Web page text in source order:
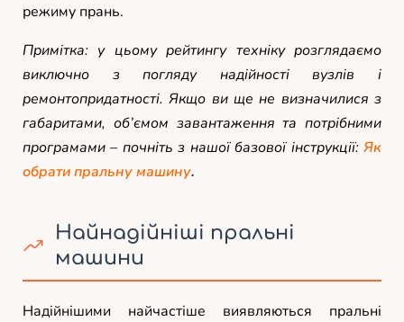
режиму прань.
Примітка: у цьому рейтингу техніку розглядаємо
виключно з погляду надійності вузлів і
ремонтопридатності. Якщо ви ще не визначилися з
габаритами, об’ємом завантаження та потрібними
програмами – почніть з нашої базової інструкції: Як
обрати пральну машину.
Найнадійніші пральні
машини
Надійнішими найчастіше виявляються пральні